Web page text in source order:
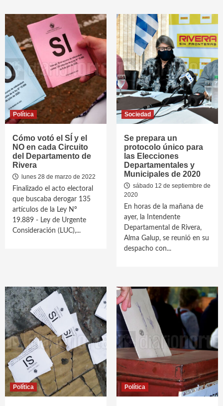
Política
Cómo votó el SÍ y el
NO en cada Circuito
del Departamento de
Rivera
lunes 28 de marzo de 2022
Finalizado el acto electoral
que buscaba derogar 135
artículos de la Ley Nº
19.889 - Ley de Urgente
Consideración (LUC),...
Sociedad
Se prepara un
protocolo único para
las Elecciones
Departamentales y
Municipales de 2020
sábado 12 de septiembre de
2020
En horas de la mañana de
ayer, la Intendente
Departamental de Rivera,
Alma Galup, se reunió en su
despacho con...
Política Política